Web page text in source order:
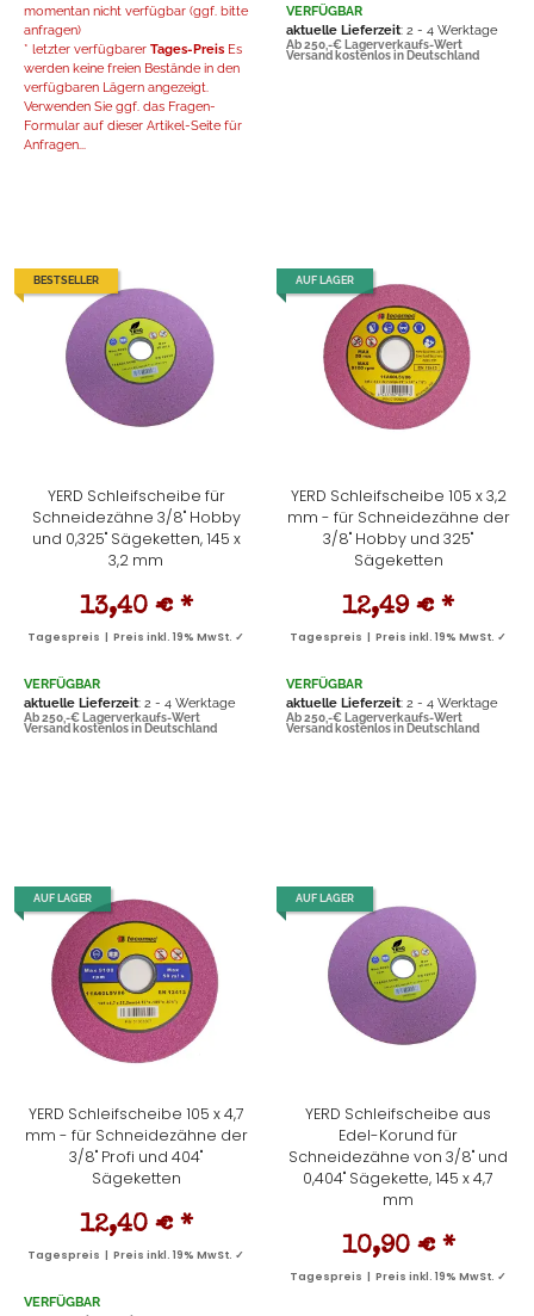
momentan nicht verfügbar (ggf. bitte
anfragen)
* letzter verfügbarer Tages-Preis Es
werden keine freien Bestände in den
verfügbaren Lägern angezeigt.
Verwenden Sie ggf. das Fragen-
Formular auf dieser Artikel-Seite für
Anfragen...
VERFÜGBAR
aktuelle Lieferzeit: 2 - 4 Werktage
Ab 250,-€ Lagerverkaufs-Wert
Versand kostenlos in Deutschland
BESTSELLER
YERD Schleifscheibe für
Schneidezähne 3/8" Hobby
und 0,325" Sägeketten, 145 x
3,2 mm
13,40 € *
Tagespreis | Preis inkl. 19% MwSt. ✓
VERFÜGBAR
aktuelle Lieferzeit: 2 - 4 Werktage
Ab 250,-€ Lagerverkaufs-Wert
Versand kostenlos in Deutschland
AUF LAGER
YERD Schleifscheibe 105 x 3,2
mm - für Schneidezähne der
3/8" Hobby und 325"
Sägeketten
12,49 € *
Tagespreis | Preis inkl. 19% MwSt. ✓
VERFÜGBAR
aktuelle Lieferzeit: 2 - 4 Werktage
Ab 250,-€ Lagerverkaufs-Wert
Versand kostenlos in Deutschland
AUF LAGER
YERD Schleifscheibe 105 x 4,7
mm - für Schneidezähne der
3/8" Profi und 404"
Sägeketten
12,40 € *
Tagespreis | Preis inkl. 19% MwSt. ✓
VERFÜGBAR
AUF LAGER
YERD Schleifscheibe aus
Edel-Korund für
Schneidezähne von 3/8" und
0,404" Sägekette, 145 x 4,7
mm
10,90 € *
Tagespreis | Preis inkl. 19% MwSt. ✓